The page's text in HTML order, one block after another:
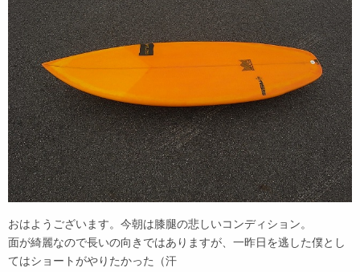
おはようございます。今朝は膝腿の悲しいコンディション。
面が綺麗なので長いの向きではありますが、一昨日を逃した僕とし
てはショートがやりたかった（汗